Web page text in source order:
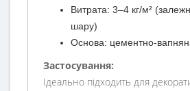
Витрата: 3–4 кг/м²
шару)
Основа: цементно-
Застосування:
Ідеально підходить для